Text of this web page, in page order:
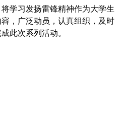
学习发扬雷锋精神作为大学生
，广泛动员，认真组织，及时
此次系列活动。